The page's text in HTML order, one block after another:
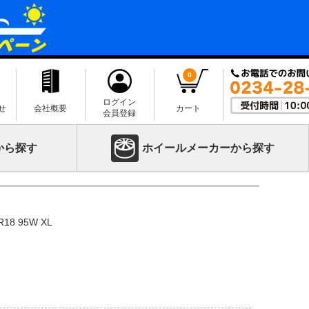
会社概要
ログイン
会員登録
0
カート
ら探す ホイールメーカーから探す
95W XL